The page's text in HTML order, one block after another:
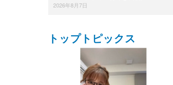
2026年8月7日
トップトピックス